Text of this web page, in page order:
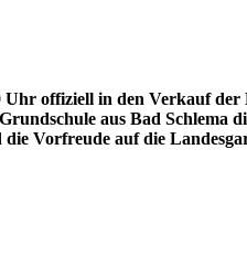
offiziell in den Verkauf der
aus Bad Schlema
Vorfreude auf die